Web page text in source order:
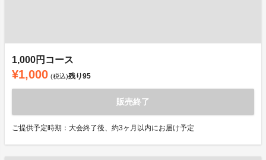
1,000円コース
¥1,000 (税込)残り95
販売終了
ご提供予定時期：大会終了後、約3ヶ月以内にお届け予定